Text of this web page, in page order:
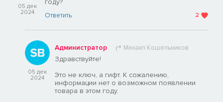
05 дек
2024
году?
Ответить 2
05 дек
2024
Администратор Михаил Кошельников
Здравствуйте!
Это не ключ, а гифт. К сожалению,
информации нет о возможном появлении
товара в этом году.